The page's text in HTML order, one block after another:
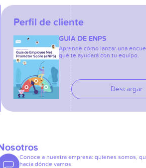
Perfil de cliente
GUÍA DE ENPS
Aprende cómo lanzar una
qué te ayudará con tu equipo.
Descargar
Conoce a nuestra empresa: quienes somos,
hacia dónde vamos.